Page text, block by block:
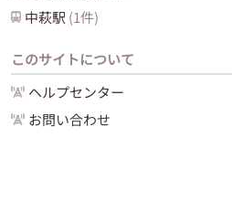
中萩駅 (1件)
このサイトについて
ヘルプセンター
お問い合わせ